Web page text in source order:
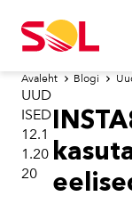
Avaleht Blogi
UUD
ISED
12.1
1.20
20